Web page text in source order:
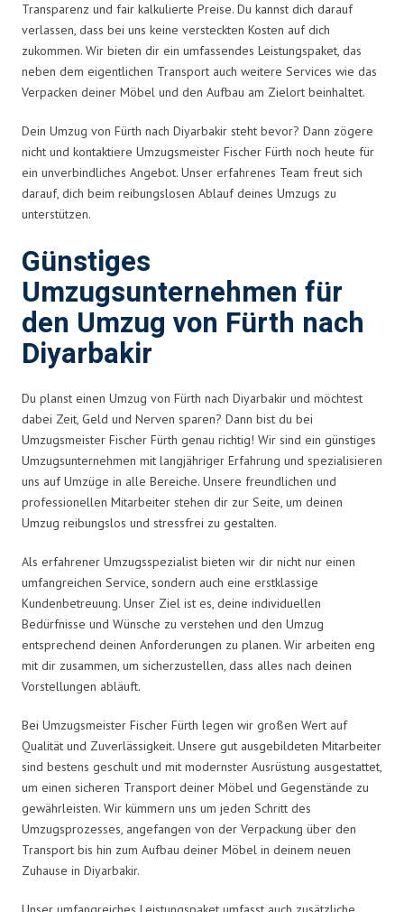
Transparenz und fair kalkulierte Preise. Du kannst dich darauf
verlassen, dass bei uns keine versteckten Kosten auf dich
zukommen. Wir bieten dir ein umfassendes Leistungspaket, das
neben dem eigentlichen Transport auch weitere Services wie das
Verpacken deiner Möbel und den Aufbau am Zielort beinhaltet.
Dein Umzug von Fürth nach Diyarbakir steht bevor? Dann zögere
nicht und kontaktiere Umzugsmeister Fischer Fürth noch heute für
ein unverbindliches Angebot. Unser erfahrenes Team freut sich
darauf, dich beim reibungslosen Ablauf deines Umzugs zu
unterstützen.
Günstiges
Umzugsunternehmen für
den Umzug von Fürth nach
Diyarbakir
Du planst einen Umzug von Fürth nach Diyarbakir und möchtest
dabei Zeit, Geld und Nerven sparen? Dann bist du bei
Umzugsmeister Fischer Fürth genau richtig! Wir sind ein günstiges
Umzugsunternehmen mit langjähriger Erfahrung und spezialisieren
uns auf Umzüge in alle Bereiche. Unsere freundlichen und
professionellen Mitarbeiter stehen dir zur Seite, um deinen
Umzug reibungslos und stressfrei zu gestalten.
Als erfahrener Umzugsspezialist bieten wir dir nicht nur einen
umfangreichen Service, sondern auch eine erstklassige
Kundenbetreuung. Unser Ziel ist es, deine individuellen
Bedürfnisse und Wünsche zu verstehen und den Umzug
entsprechend deinen Anforderungen zu planen. Wir arbeiten eng
mit dir zusammen, um sicherzustellen, dass alles nach deinen
Vorstellungen abläuft.
Bei Umzugsmeister Fischer Fürth legen wir großen Wert auf
Qualität und Zuverlässigkeit. Unsere gut ausgebildeten Mitarbeiter
sind bestens geschult und mit modernster Ausrüstung ausgestattet,
um einen sicheren Transport deiner Möbel und Gegenstände zu
gewährleisten. Wir kümmern uns um jeden Schritt des
Umzugsprozesses, angefangen von der Verpackung über den
Transport bis hin zum Aufbau deiner Möbel in deinem neuen
Zuhause in Diyarbakir.